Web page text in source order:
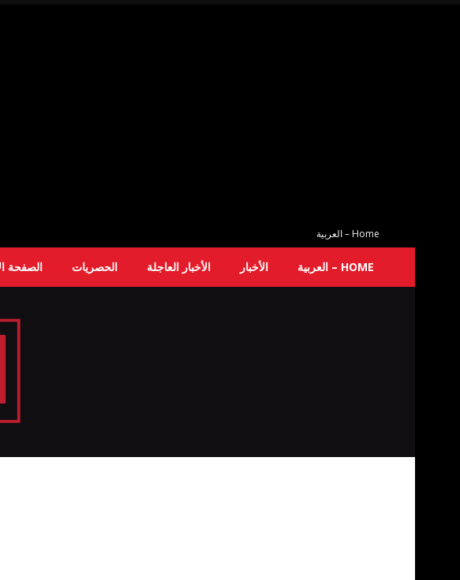
Home – العربية
HOME – العربية الأخبار الأخبار العاجلة الحصريات الصفحة